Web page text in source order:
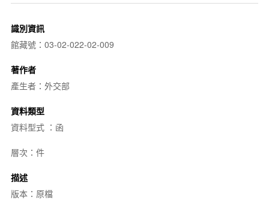
識別資訊
館藏號：03-02-022-02-009
著作者
產生者：外交部
資料類型
資料型式 ：函
層次：件
描述
版本：原檔